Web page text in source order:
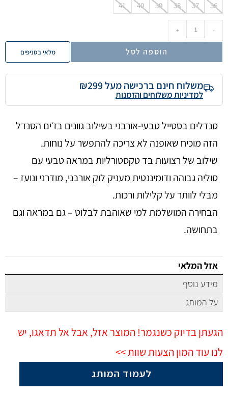
36
37
38
39
40
41
-
+
הוספה לסל מלאי בסניפים
משלוח חינם ברכישה מעל ₪299
למדיניות משלוחים והזמנות
סנדלים בסטייל טבעי-אורבני בשילוב גוונים בז׳ים הסנדל
הזה מוכיח שאופנה לא צריכה להתפשר על נוחות.
שילוב של רצועות בד טקסטורליות במראה טבעי עם
סוליה גבוהה ודומיננטית מעניק לוק אורבני, מודרני ונועז –
מבלי לוותר על קלילות ורכות.
הבחירה המושלמת למי שאוהבת לבלוט – גם במראה וגם
בתחושה.
אזל המלאי
מידע נוסף
על המותג
הגעתן בדיוק כשנגמר! המוצר אזל, אבל אל תדאגו, יש
לנו עוד המון הצעות שוות >>